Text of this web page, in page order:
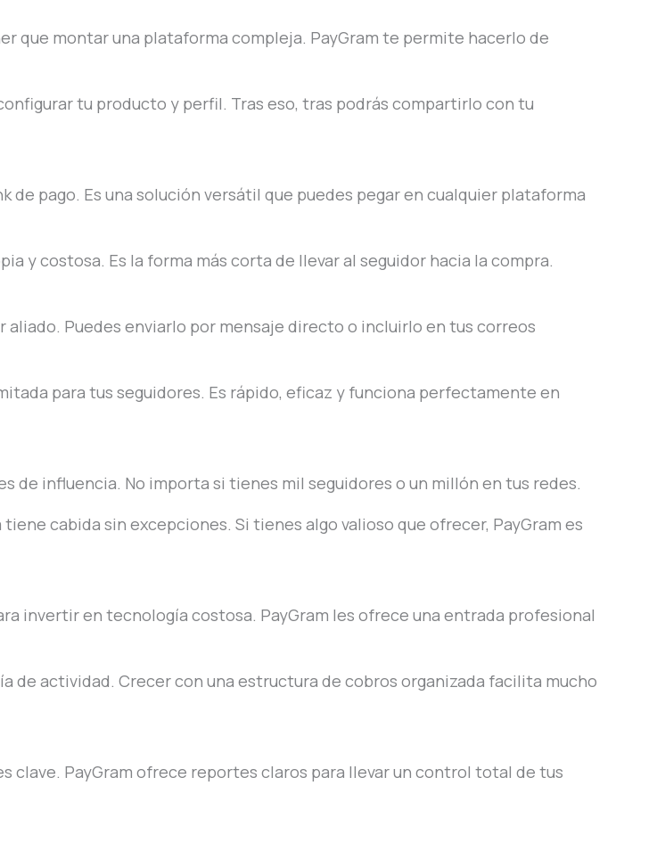
que montar una plataforma compleja. PayGram te permite hacerlo de
tu producto y perfil. Tras eso, tras podrás compartirlo con tu
pago. Es una solución versátil que puedes pegar en cualquier plataforma
y costosa. Es la forma más corta de llevar al seguidor hacia la compra.
Puedes enviarlo por mensaje directo o incluirlo en tus correos
para tus seguidores. Es rápido, eficaz y funciona perfectamente en
de influencia. No importa si tienes mil seguidores o un millón en tus redes.
cabida sin excepciones. Si tienes algo valioso que ofrecer, PayGram es
invertir en tecnología costosa. PayGram les ofrece una entrada profesional
de actividad. Crecer con una estructura de cobros organizada facilita mucho
clave. PayGram ofrece reportes claros para llevar un control total de tus